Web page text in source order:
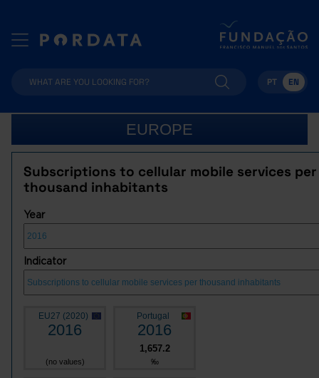
PT EN
EUROPE
Subscriptions to cellular mobile services per
thousand inhabitants
Year
Indicator
EU27 (2020)
2016
(no values)
Portugal
2016
1,657.2
‰